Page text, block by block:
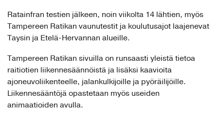
Ratainfran testien jälkeen, noin viikolta 14 lähtien, myös
Tampereen Ratikan vaunutestit ja koulutusajot laajenevat
Taysin ja Etelä-Hervannan alueille.
Tampereen Ratikan sivuilla on runsaasti yleistä tietoa
raitiotien liikennesäännöistä ja lisäksi kaavioita
ajoneuvoliikenteelle, jalankulkijoille ja pyöräilijöille.
Liikennesääntöjä opastetaan myös useiden
animaatioiden avulla.